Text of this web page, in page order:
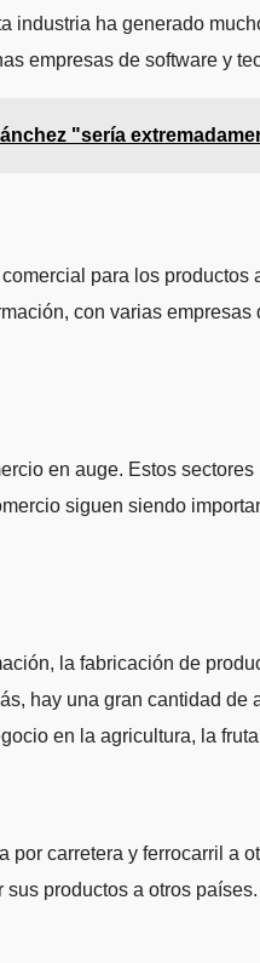
ha generado
empresas de software y
"sería
para los
con varias
en auge. Estos
siguen siendo
la fabricación de
hay una gran cantidad
en la agricultura, la
carretera y ferrocarril a
productos a otros